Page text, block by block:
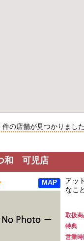
件の店舗が見つかりまし
和 可児店
MAP
アッ
なこ
取扱
特典
営業